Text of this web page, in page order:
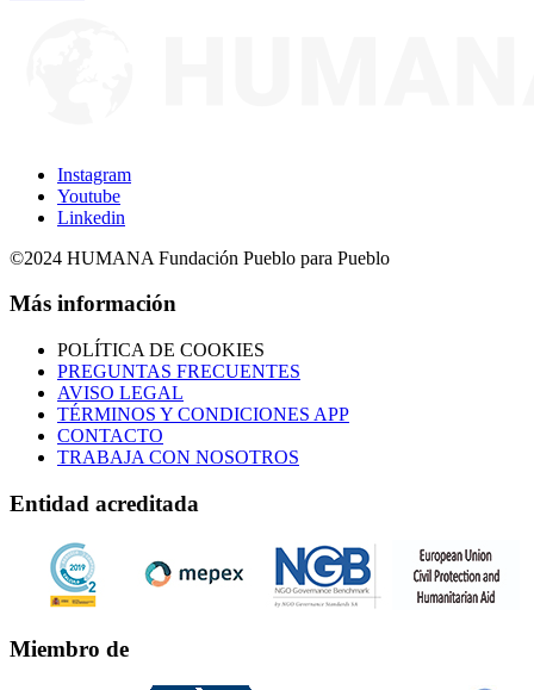
Instagram
Youtube
Linkedin
©2024 HUMANA Fundación Pueblo para Pueblo
Más información
POLÍTICA DE COOKIES
PREGUNTAS FRECUENTES
AVISO LEGAL
TÉRMINOS Y CONDICIONES APP
CONTACTO
TRABAJA CON NOSOTROS
Entidad acreditada
Miembro de